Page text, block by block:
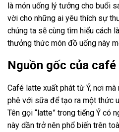
là món uống lý tưởng cho buổi
vời cho những ai yêu thích sự
chúng ta sẽ cùng tìm hiểu cách
thưởng thức món đồ uống này
Nguồn gốc của
Café latte xuất phát từ Ý, nơi
phê với sữa để tạo ra một thức
Tên gọi “latte” trong tiếng Ý có
này dần trở nên phổ biến trên